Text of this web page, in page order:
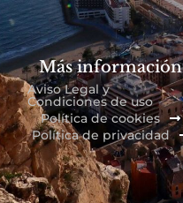
Más información
Aviso Legal y
Condiciones de uso
Política de cookies
Política de privacidad